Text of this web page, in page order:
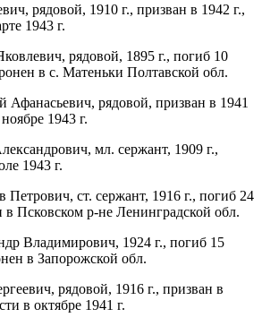
рядовой, 1910 г., при­зван в 1942 г.,
1943 г.
рядовой, 1895 г., погиб 10
в с. Матеньки Полтавской обл.
Афанасьевич, рядовой, призван в 1941
1943 г.
мл. сержант, 1909 г.,
1943 г.
Петрович, ст. сержант, 1916 г., погиб 24
в Псковском р-не Ленинградской обл.
Владимирович, 1924 г., погиб 15
в Запо­рожской обл.
рядовой, 1916 г., призван в
в ок­тябре 1941 г.